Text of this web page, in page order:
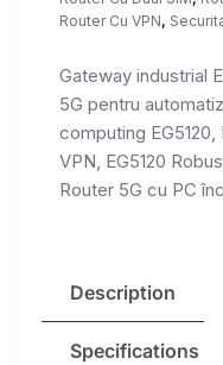
Router Cu VPN,
Gateway industrial
5G pentru
computing
VPN, EG5120
Router 5G cu PC
Description
Specifications